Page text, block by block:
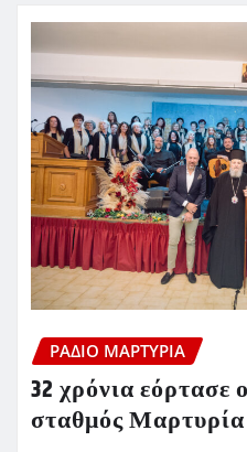
ΡΆΔΙΟ ΜΑΡΤΥΡΊΑ
32 χρόνια εόρτασε
σταθμός Μαρτυρία